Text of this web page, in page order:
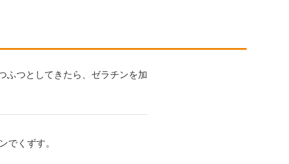
ふつとしてきたら、ゼラチンを加
でくずす。